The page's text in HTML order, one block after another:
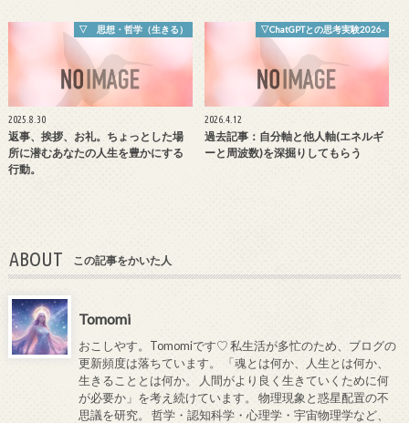
▽ 思想・哲学（生きる）
2025.8.30
返事、挨拶、お礼。ちょっとした場
所に潜むあなたの人生を豊かにする
行動。
▽ChatGPTとの思考実験2026-
2026.4.12
過去記事：自分軸と他人軸(エネルギ
ーと周波数)を深掘りしてもらう
ABOUT この記事をかいた人
Tomomi
おこしやす。Tomomiです♡ 私生活が多忙のため、ブログの
更新頻度は落ちています。 「魂とは何か、人生とは何か、
生きることとは何か。 人間がより良く生きていくために何
が必要か」を考え続けています。 物理現象と惑星配置の不
思議を研究。 哲学・認知科学・心理学・宇宙物理学など、